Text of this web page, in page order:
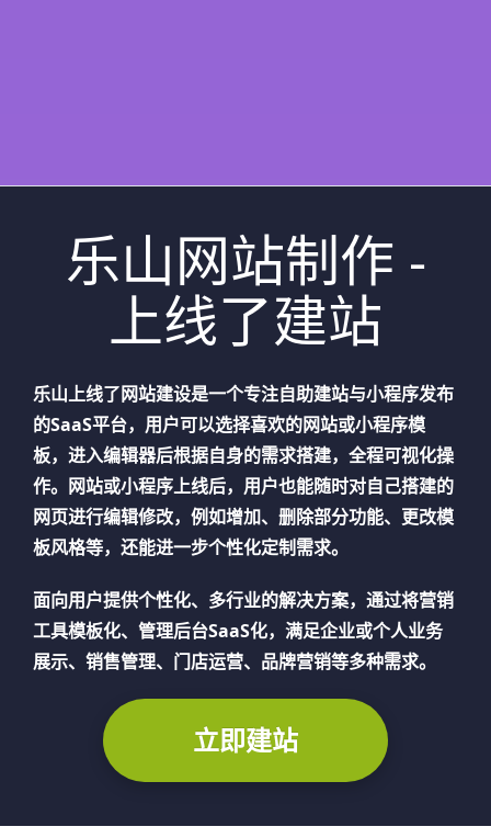
乐山网站制作 -
上线了建站
乐山上线了网站建设是一个专注自助建站与小程序发布
的SaaS平台，用户可以选择喜欢的网站或小程序模
板，进入编辑器后根据自身的需求搭建，全程可视化操
作。网站或小程序上线后，用户也能随时对自己搭建的
网页进行编辑修改，例如增加、删除部分功能、更改模
板风格等，还能进一步个性化定制需求。
面向用户提供个性化、多行业的解决方案，通过将营销
工具模板化、管理后台SaaS化，满足企业或个人业务
展示、销售管理、门店运营、品牌营销等多种需求。
立即建站